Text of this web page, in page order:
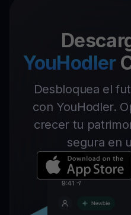
YouHodler
Desbloquea el
con YouHodler.
crecer tu
segura en